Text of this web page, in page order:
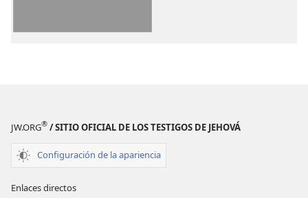
(revisión(revisión
JW.ORG® / SITIO OFICIAL DE LOS TESTIGOS DE JEHOVÁ
Configuración de la apariencia
Enlaces directos